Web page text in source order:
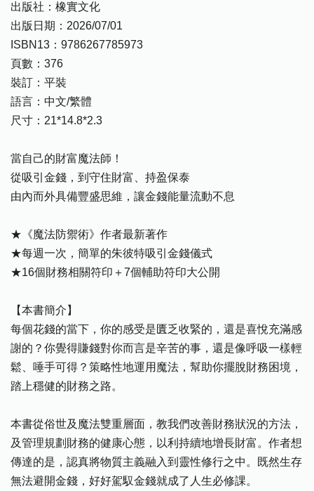
出版社：橡實文化
出版日期：2026/07/01
ISBN13：9786267785973
頁數：376
裝訂：平裝
語言：中文/繁體
尺寸：21*14.8*2.3
當自己的財富魔法師！
從吸引金錢，到守住財富、持盈保泰
由內而外具備豐盛思維，讓金錢能量流動不息
★《魔法防禦術》作者最新著作
★每週一次，簡單的朱彼特吸引金錢儀式
★16個財務相關符印＋7個輔助符印大公開
【本書簡介】
每個花錢的當下，你的感受是匱乏收緊的，還是喜悅充滿感
謝的？你覺得賺錢對你而言是辛苦的事，還是像呼吸一樣輕
鬆、唾手可得？策略性地運用魔法，幫助你擺脫財務困境，
踏上穩健的財務之路。
本書從俗世及魔法雙重層面，教我們改善財務狀況的方法，
及管理規劃財務的健康心態，以利持續地增長財富。作者想
傳達的是，認真將物質主義融入到靈性修行之中。既然生存
無法避開金錢，好好駕馭金錢就成了人生必修課。